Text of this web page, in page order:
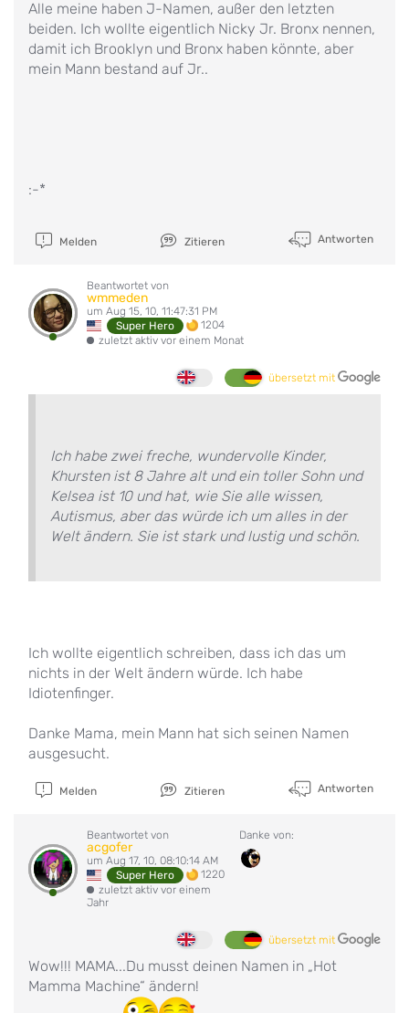
Alle meine haben J-Namen, außer den letzten
beiden. Ich wollte eigentlich Nicky Jr. Bronx nennen,
damit ich Brooklyn und Bronx haben könnte, aber
mein Mann bestand auf Jr..
:-*
Melden Zitieren Antworten
Beantwortet von
wmmeden
um Aug 15, 10, 11:47:31 PM
Super Hero
1204
zuletzt aktiv vor einem Monat
übersetzt mit
Ich habe zwei freche, wundervolle Kinder,
Khursten ist 8 Jahre alt und ein toller Sohn und
Kelsea ist 10 und hat, wie Sie alle wissen,
Autismus, aber das würde ich um alles in der
Welt ändern. Sie ist stark und lustig und schön.
Ich wollte eigentlich schreiben, dass ich das um
nichts in der Welt ändern würde. Ich habe
Idiotenfinger.
Danke Mama, mein Mann hat sich seinen Namen
ausgesucht.
Melden Zitieren Antworten
Beantwortet von
acgofer
um Aug 17, 10, 08:10:14 AM
Super Hero
1220
zuletzt aktiv vor einem
Jahr
Danke von:
übersetzt mit
Wow!!! MAMA...Du musst deinen Namen in „Hot
Mamma Machine“ ändern!